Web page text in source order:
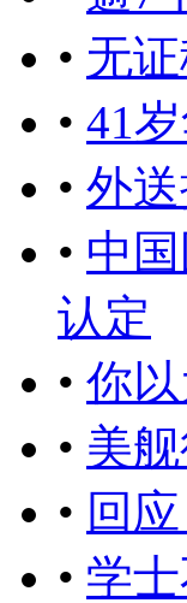
• 无
• 41
• 外
• 中
认定
• 你
• 美
• 回
• 学